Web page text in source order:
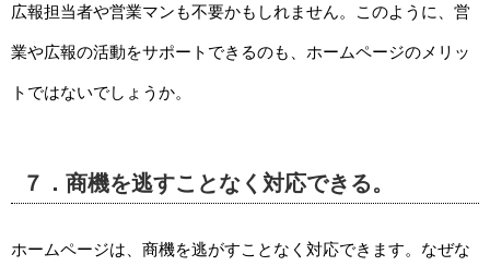
広報担当者や営業マンも不要かもしれません。このように、営
業や広報の活動をサポートできるのも、ホームページのメリッ
トではないでしょうか。
７．商機を逃すことなく対応できる。
ホームページは、商機を逃がすことなく対応できます。なぜな